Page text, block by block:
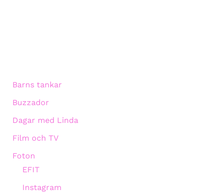
Barns tankar
Buzzador
Dagar med Linda
Film och TV
Foton
EFIT
Instagram